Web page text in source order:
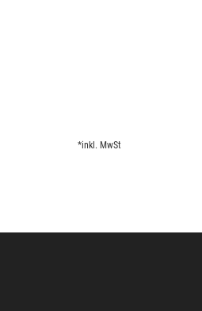
*inkl. MwSt